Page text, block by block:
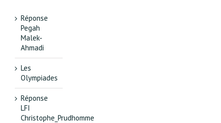
Réponse
Pegah
Malek-
Ahmadi
Les
Olympiades
Réponse
LFI
Christophe_Prudhomme